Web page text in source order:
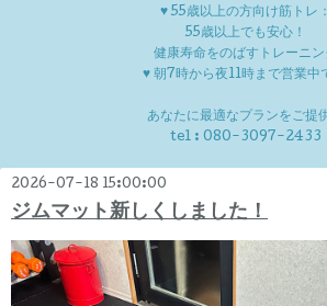
♥ 55歳以上の方向け筋トレ：
55歳以上でも安心！
健康寿命をのばすトレーニン
♥ 朝7時から夜11時まで営業中
あなたに最適なプランをご提
tel : 080-3097-2433
2026-07-18 15:00:00
ジムマット新しくしました！